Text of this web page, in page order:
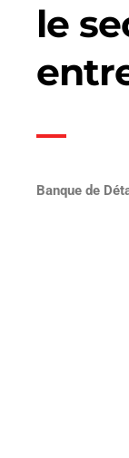
le
Banque de